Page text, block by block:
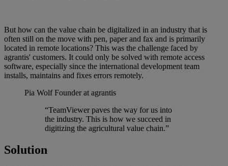
But how can the value chain be digitalized in an industry that is
often still on the move with pen, paper and fax and is primarily
located in remote locations? This was the challenge faced by
agrantis' customers. It could only be solved with remote access
software, especially since the international development team
installs, maintains and fixes errors remotely.
Pia Wolf Founder at agrantis
“TeamViewer paves the way for us into
the industry. This is how we succeed in
digitizing the agricultural value chain.”
Solution